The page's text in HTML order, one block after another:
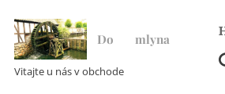
Do ♥ mlyna
Vitajte u nás v obchode